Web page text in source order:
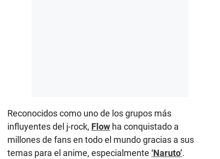
Reconocidos como uno de los grupos más
influyentes del j-rock, Flow ha conquistado a
millones de fans en todo el mundo gracias a sus
temas para el anime, especialmente ‘Naruto’.